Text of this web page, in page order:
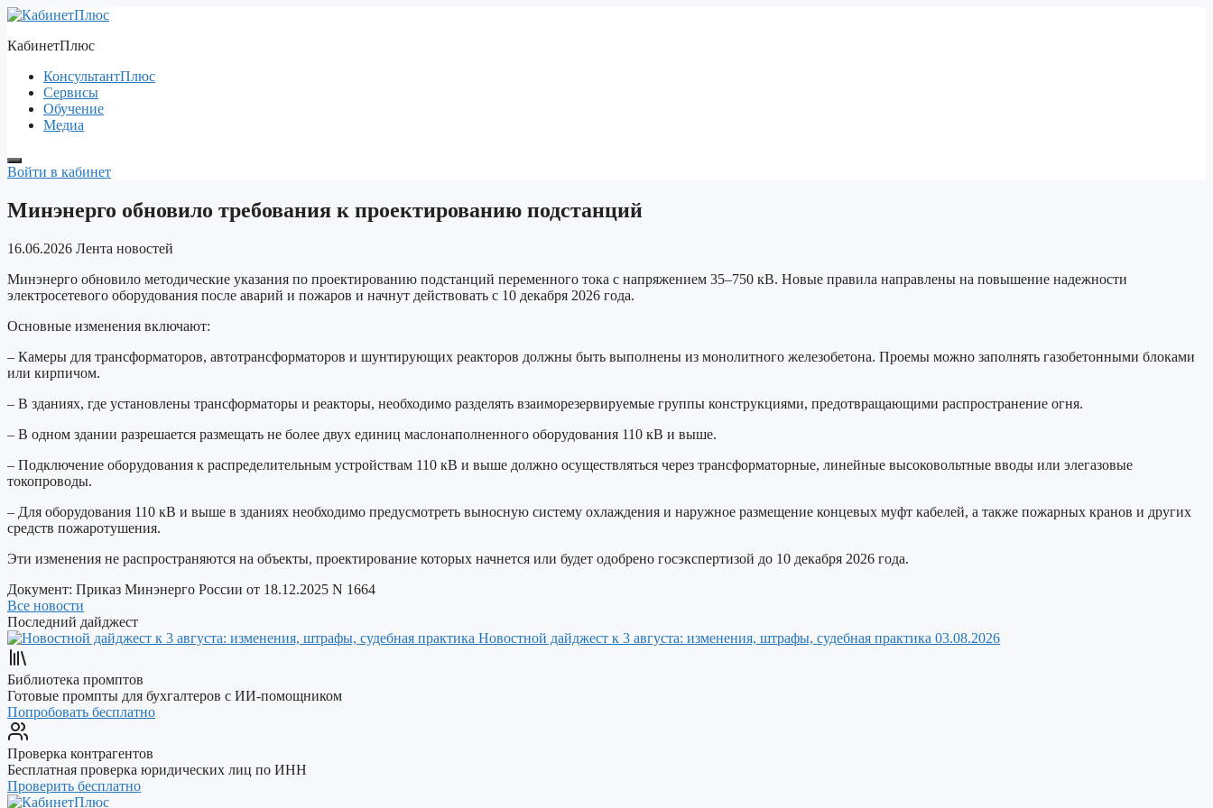
Перейти
содержимому
КабинетПлюс
КонсультантПлюс
Сервисы
Обучение
Медиа
Войти в кабинет
Минэнерго обновило требования к проектированию подстанций
16.06.2026 Лента новостей
Минэнерго обновило методические указания по проектированию подстанций переменного тока с напряжением 35–750 кВ. Новые правила направлены на повышение надежности
электросетевого оборудования после аварий и пожаров и начнут действовать с 10 декабря 2026 года.
Основные изменения включают:
– Камеры для трансформаторов, автотрансформаторов и шунтирующих реакторов должны быть выполнены из монолитного железобетона. Проемы можно заполнять газобетонными блоками
или кирпичом.
– В зданиях, где установлены трансформаторы и реакторы, необходимо разделять взаиморезервируемые группы конструкциями, предотвращающими распространение огня.
– В одном здании разрешается размещать не более двух единиц маслонаполненного оборудования 110 кВ и выше.
– Подключение оборудования к распределительным устройствам 110 кВ и выше должно осуществляться через трансформаторные, линейные высоковольтные вводы или элегазовые
токопроводы.
– Для оборудования 110 кВ и выше в зданиях необходимо предусмотреть выносную систему охлаждения и наружное размещение концевых муфт кабелей, а также пожарных кранов и других
средств пожаротушения.
Эти изменения не распространяются на объекты, проектирование которых начнется или будет одобрено госэкспертизой до 10 декабря 2026 года.
Документ: Приказ Минэнерго России от 18.12.2025 N 1664
Все новости
Последний дайджест
Новостной дайджест к 3 августа: изменения, штрафы, судебная практика 03.08.2026
Библиотека промптов
Готовые промпты для бухгалтеров с ИИ-помощником
Попробовать бесплатно
Проверка контрагентов
Бесплатная проверка юридических лиц по ИНН
Проверить бесплатно